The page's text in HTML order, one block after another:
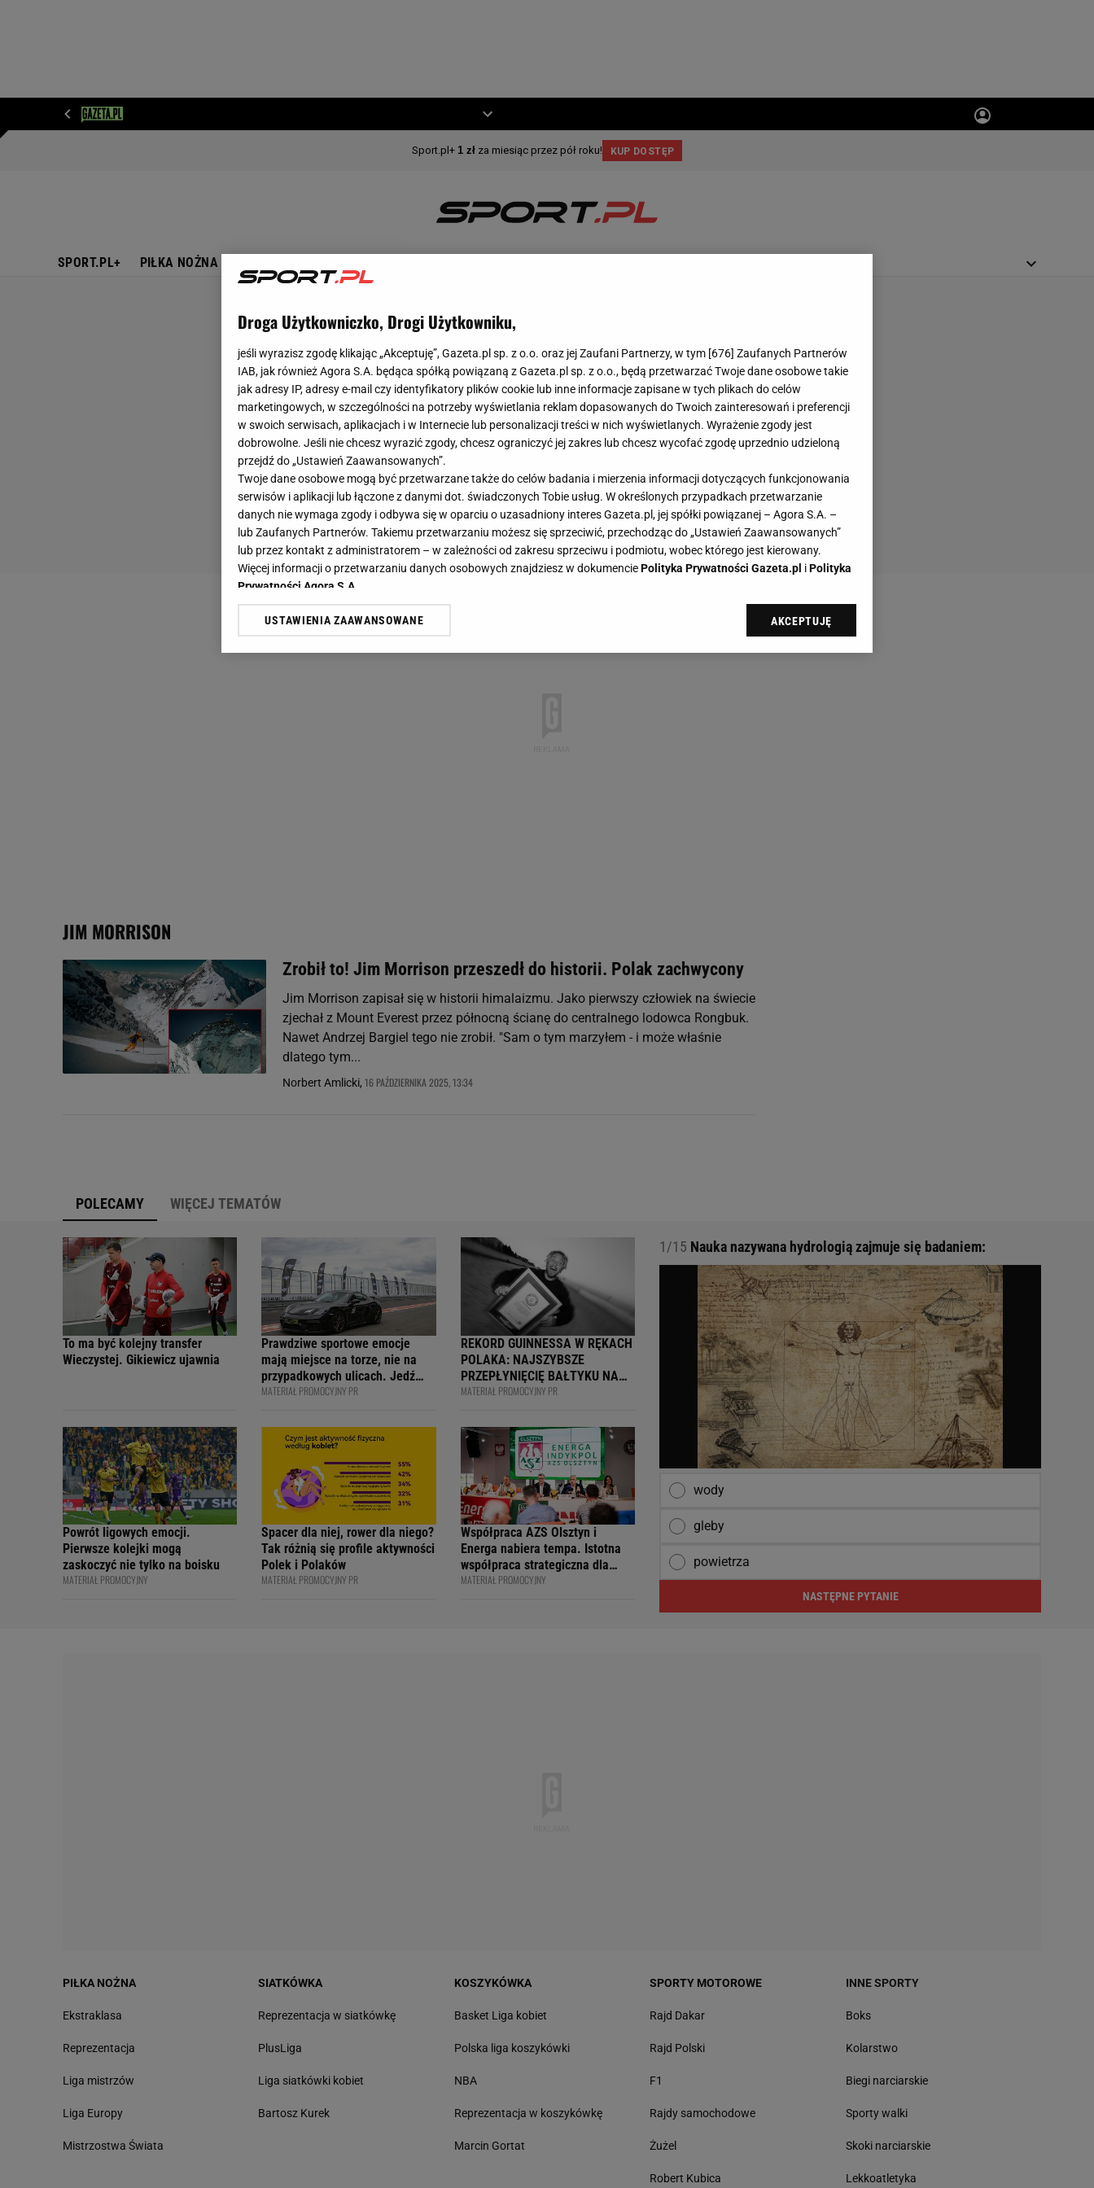
SPORT.PL+ PIŁKA NOŻNA
JIM MORRISON
Zrobił to! Jim Morrison przeszedł do historii. Polak zachwycony
Jim Morrison zapisał się w historii himalaizmu. Jako pierwszy człowiek na świecie
zjechał z Mount Everest przez północną ścianę do centralnego lodowca Rongbuk.
Nawet Andrzej Bargiel tego nie zrobił. "Sam o tym marzyłem - i może właśnie
dlatego tym...
Norbert Amlicki, 16 PAŹDZIERNIKA 2025, 13:34
POLECAMY WIĘCEJ TEMATÓW
To ma być kolejny transfer
Wieczystej. Gikiewicz ujawnia
Prawdziwe sportowe emocje
mają miejsce na torze, nie na
przypadkowych ulicach. Jedź
bezpiecznie - apelują
internetowi twórcy na 4F Racing
Academy
MATERIAŁ PROMOCYJNY PR
REKORD GUINNESSA W RĘKACH
POLAKA: NAJSZYBSZE
PRZEPŁYNIĘCIĘ BAŁTYKU NA
DESCE WINDSURFINGOWEJ -
KSIĘGI
MATERIAŁ PROMOCYJNY PR
Powrót ligowych emocji.
Pierwsze kolejki mogą
zaskoczyć nie tylko na boisku
MATERIAŁ PROMOCYJNY
Spacer dla niej, rower dla niego?
Tak różnią się profile aktywności
Polek i Polaków
MATERIAŁ PROMOCYJNY PR
Współpraca AZS Olsztyn i
Energa nabiera tempa. Istotna
współpraca strategiczna dla
siatkarskiego klubu i marki
MATERIAŁ PROMOCYJNY
1/15 Nauka nazywana hydrologią zajmuje się badaniem:
wody
gleby
powietrza
NASTĘPNE PYTANIE
PIŁKA NOŻNA
Ekstraklasa
Reprezentacja
Liga mistrzów
Liga Europy
Mistrzostwa Świata
SIATKÓWKA
Reprezentacja w siatkówkę
PlusLiga
Liga siatkówki kobiet
Bartosz Kurek
KOSZYKÓWKA
Basket Liga kobiet
Polska liga koszykówki
NBA
Reprezentacja w koszykówkę
Marcin Gortat
SPORTY MOTOROWE
Rajd Dakar
Rajd Polski
F1
Rajdy samochodowe
Żużel
Robert Kubica
INNE SPORTY
Boks
Kolarstwo
Biegi narciarskie
Sporty walki
Skoki narciarskie
Lekkoatletyka
Droga Użytkowniczko, Drogi Użytkowniku,
jeśli wyrazisz zgodę klikając „Akceptuję”, Gazeta.pl sp. z o.o. oraz jej Zaufani Partnerzy, w tym [676] Zaufanych Partnerów
IAB, jak również Agora S.A. będąca spółką powiązaną z Gazeta.pl sp. z o.o., będą przetwarzać Twoje dane osobowe takie
jak adresy IP, adresy e-mail czy identyfikatory plików cookie lub inne informacje zapisane w tych plikach do celów
marketingowych, w szczególności na potrzeby wyświetlania reklam dopasowanych do Twoich zainteresowań i preferencji
w swoich serwisach, aplikacjach i w Internecie lub personalizacji treści w nich wyświetlanych. Wyrażenie zgody jest
dobrowolne. Jeśli nie chcesz wyrazić zgody, chcesz ograniczyć jej zakres lub chcesz wycofać zgodę uprzednio udzieloną
przejdź do „Ustawień Zaawansowanych”.
Twoje dane osobowe mogą być przetwarzane także do celów badania i mierzenia informacji dotyczących funkcjonowania
serwisów i aplikacji lub łączone z danymi dot. świadczonych Tobie usług. W określonych przypadkach przetwarzanie
danych nie wymaga zgody i odbywa się w oparciu o uzasadniony interes Gazeta.pl, jej spółki powiązanej – Agora S.A. –
lub Zaufanych Partnerów. Takiemu przetwarzaniu możesz się sprzeciwić, przechodząc do „Ustawień Zaawansowanych”
lub przez kontakt z administratorem – w zależności od zakresu sprzeciwu i podmiotu, wobec którego jest kierowany.
Więcej informacji o przetwarzaniu danych osobowych znajdziesz w dokumenciePolityka Prywatności Gazeta.pl iPolityka
Prywatności Agora S.A.
Klikając „Akceptuję” wyrażasz też zgodę na zainstalowanie i przechowywanie plików cookie Gazeta.pl sp. z o.o., jej
Zaufanych Partnerów i Agora S.A. na Twoim urządzeniu końcowym. Możesz w każdej chwili zmienić swoje preferencje
dotyczące plików cookie, wywołując narzędzie do zarządzania twoimi preferencjami dot. przetwarzania danych poprzez
USTAWIENIA ZAAWANSOWANE AKCEPTUJĘ